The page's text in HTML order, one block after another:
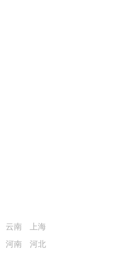
上海
云南
河北
河南